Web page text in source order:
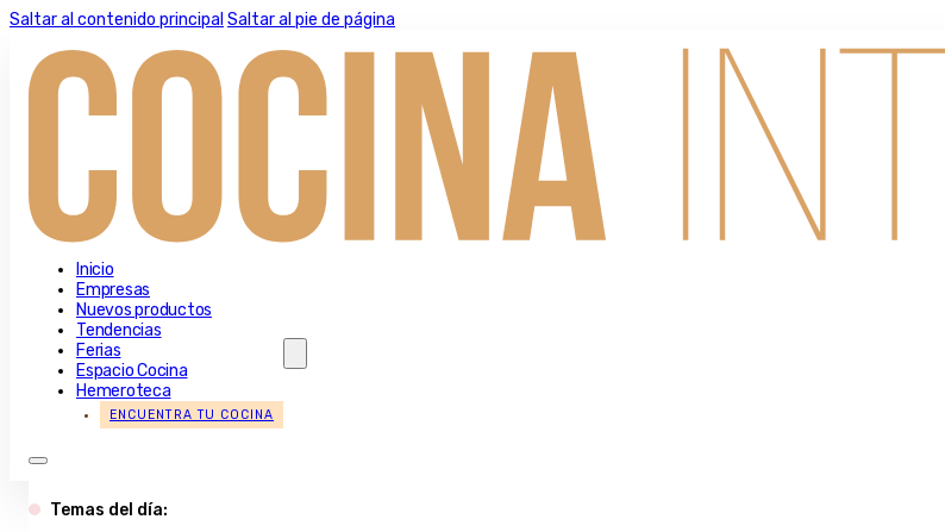
Saltar al contenido principal Saltar al pie de página
Inicio
Empresas
Nuevos productos
Tendencias
Ferias
Espacio Cocina
Hemeroteca
ENCUENTRA TU COCINA
Temas del día: